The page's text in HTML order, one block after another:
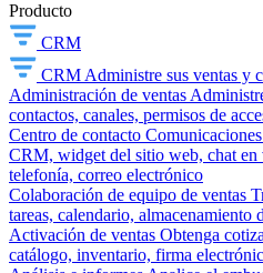
Producto
CRM
CRM Administre sus ventas y
Administración de ventas
contactos, canales, permisos de
Centro de contacto
CRM, widget del sitio web, chat
telefonía, correo electrónico
Colaboración de equipo de ventas
tareas, calendario, almacenamiento
Activación de ventas Obtenga
catálogo, inventario, firma